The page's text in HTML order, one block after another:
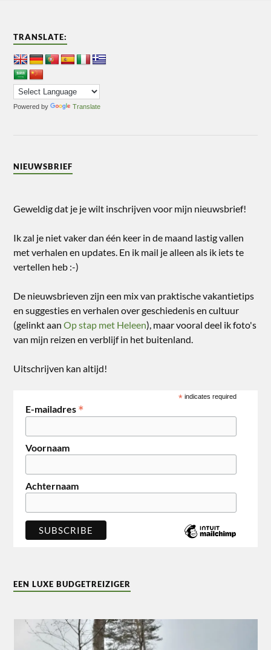
TRANSLATE:
Powered by Translate
NIEUWSBRIEF
Geweldig dat je je wilt inschrijven voor mijn nieuwsbrief!
Ik zal je niet vaker dan één keer in de maand lastig vallen
met verhalen en updates. En ik mail je alleen als ik iets te
vertellen heb :-)
De nieuwsbrieven zijn een mix van praktische vakantietips
en suggesties en verhalen over geschiedenis en cultuur
(gelinkt aanOp stap met Heleen), maar vooral deel ik foto's
van mijn reizen en verblijf in het buitenland.
Uitschrijven kan altijd!
* indicates required
E-mailadres *
Voornaam
Achternaam
EEN LUXE BUDGETREIZIGER